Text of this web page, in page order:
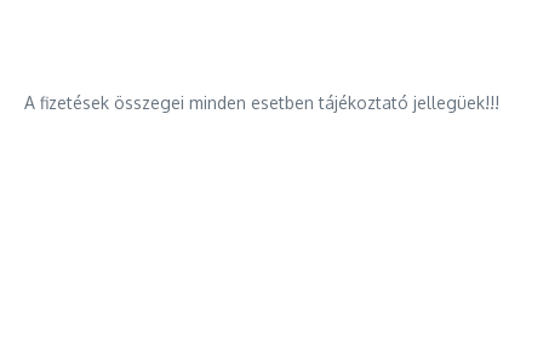
A fizetések összegei minden esetben tájékoztató jellegüek!!!